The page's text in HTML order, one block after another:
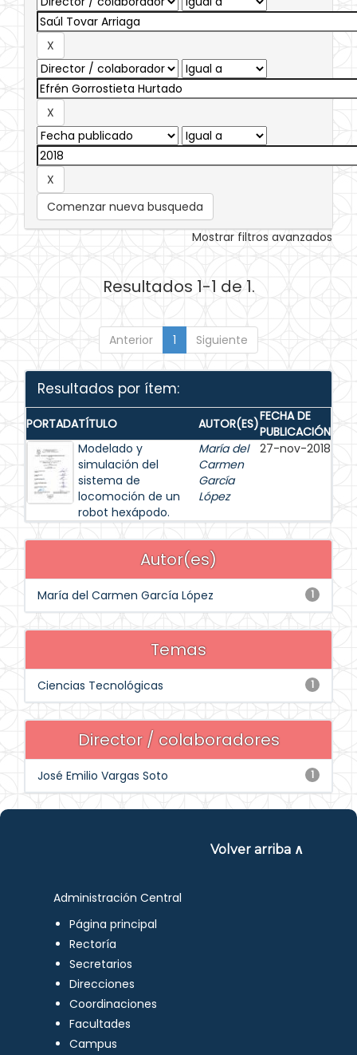
Comenzar nueva busqueda
Mostrar filtros avanzados
Resultados 1-1 de 1.
Anterior 1 Siguiente
Resultados por ítem:
PORTADATÍTULO AUTOR(ES)FECHA DE
PUBLICACIÓN
Modelado y
simulación del
sistema de
locomoción de un
robot hexápodo.
María del
Carmen
García
López
27-nov-2018
Autor(es)
1
María del Carmen García López
Temas
1
Ciencias Tecnológicas
Director / colaboradores
1
José Emilio Vargas Soto
Volver arriba ∧
Administración Central
Página principal
Rectoría
Secretarios
Direcciones
Coordinaciones
Facultades
Campus